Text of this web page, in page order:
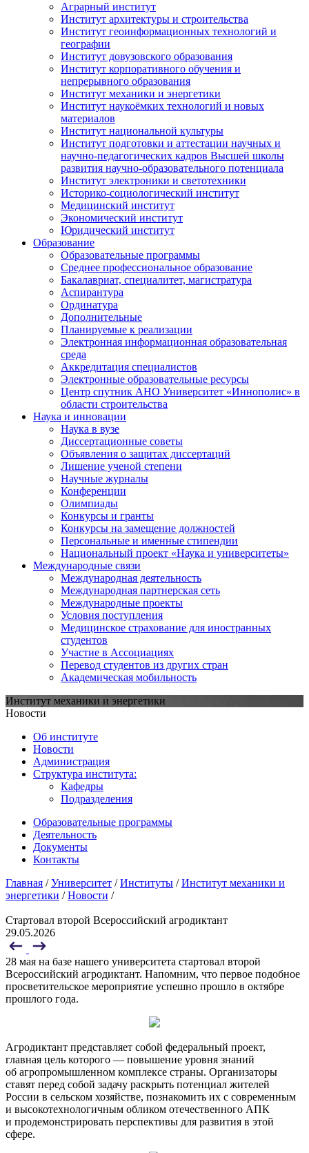
Аграрный институт
Институт архитектуры и строительства
Институт геоинформационных технологий и
географии
Институт довузовского образования
Институт корпоративного обучения и
непрерывного образования
Институт механики и энергетики
Институт наукоёмких технологий и новых
материалов
Институт национальной культуры
Институт подготовки и аттестации научных и
научно-педагогических кадров Высшей школы
развития научно-образовательного потенциала
Институт электроники и светотехники
Историко-социологический институт
Медицинский институт
Экономический институт
Юридический институт
Образование
Образовательные программы
Среднее профессиональное образование
Бакалавриат, специалитет, магистратура
Аспирантура
Ординатура
Дополнительные
Планируемые к реализации
Электронная информационная образовательная
среда
Аккредитация специалистов
Электронные образовательные ресурсы
Центр спутник АНО Университет «Иннополис» в
области строительства
Наука и инновации
Наука в вузе
Диссертационные советы
Объявления о защитах диссертаций
Лишение ученой степени
Научные журналы
Конференции
Олимпиады
Конкурсы и гранты
Конкурсы на замещение должностей
Персональные и именные стипендии
Национальный проект «Наука и университеты»
Международные связи
Международная деятельность
Международная партнерская сеть
Международные проекты
Условия поступления
Медицинское страхование для иностранных
студентов
Участие в Ассоциациях
Перевод студентов из других стран
Академическая мобильность
Институт механики и энергетики
Новости
Об институте
Новости
Администрация
Структура института:
Кафедры
Подразделения
Образовательные программы
Деятельность
Документы
Контакты
Главная /Университет /Институты /Институт механики и
энергетики /Новости /
Стартовал второй Всероссийский агродиктант
29.05.2026
28 мая на базе нашего университета стартовал второй
Всероссийский агродиктант. Напомним, что первое подобное
просветительское мероприятие успешно прошло в октябре
прошлого года.
Агродиктант представляет собой федеральный проект,
главная цель которого — повышение уровня знаний
об агропромышленном комплексе страны. Организаторы
ставят перед собой задачу раскрыть потенциал жителей
России в сельском хозяйстве, познакомить их с современным
и высокотехнологичным обликом отечественного АПК
и продемонстрировать перспективы для развития в этой
сфере.